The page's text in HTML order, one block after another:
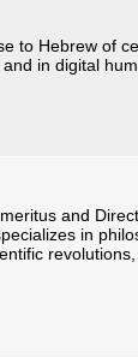
to Hebrew of
in digital
and
in